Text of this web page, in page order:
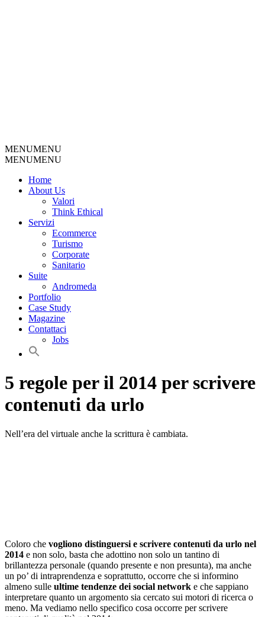
MENUMENU
MENUMENU
Home
About Us
Valori
Think Ethical
Servizi
Ecommerce
Turismo
Corporate
Sanitario
Suite
Andromeda
Portfolio
Case Study
Magazine
Contattaci
Jobs
5 regole per il 2014 per scrivere
contenuti da urlo
Nell’era del virtuale anche la scrittura è cambiata.
Coloro che vogliono distinguersi e scrivere contenuti da urlo nel
2014 e non solo, basta che adottino non solo un tantino di
brillantezza personale (quando presente e non presunta), ma anche
un po’ di intraprendenza e soprattutto, occorre che si informino
almeno sulle ultime tendenze dei social network e che sappiano
interpretare quanto un argomento sia cercato sui motori di ricerca o
meno. Ma vediamo nello specifico cosa occorre per scrivere